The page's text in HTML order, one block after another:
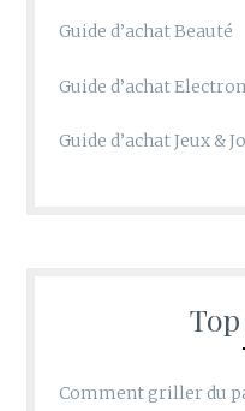
Guide d’achat Beauté
Guide d’achat
Guide d’achat Jeux &
Comment griller du